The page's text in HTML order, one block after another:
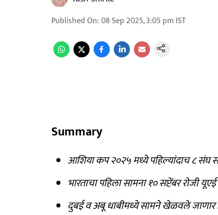
Published On:08 Sep 2025, 3:05 pm IST
Summary
आशिया कप २०२५ मध्ये पहिल्यांदाच ८ संघ
भारताचा पहिला सामना १० सप्टेंबर रोजी
दुबई व अबू धाबीमध्ये सामने खेळवले जाणार